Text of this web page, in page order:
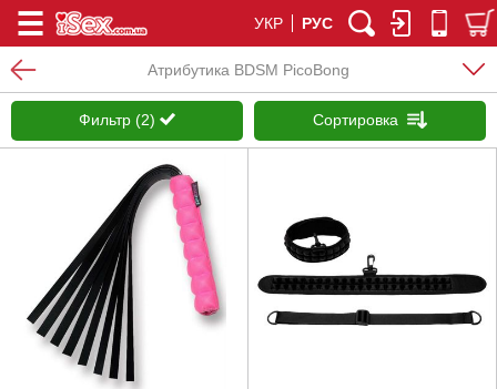
УКР РУС
Атрибутика BDSM PicoBong
Фильтр (2) Сортировка